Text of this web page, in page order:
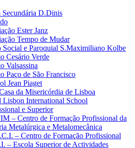
Secundária D.Dinis
Ester Janz
Tempo de Mudar
Social e Paroquial S.Maximiliano Kolbe
Cesário Verde
Valsassina
Paço de São Francisco
Jean Piaget
da Misericórdia de Lisboa
Lisbon International School
e Superior
– Centro de Formação Profissional da
Metalúrgica e Metalomecânica
– Centro de Formação Profissional
– Escola Superior de Actividades